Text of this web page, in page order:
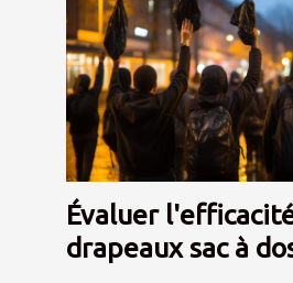
Évaluer
drapeaux sac à